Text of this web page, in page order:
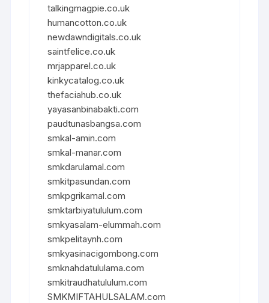
talkingmagpie.co.uk
humancotton.co.uk
newdawndigitals.co.uk
saintfelice.co.uk
mrjapparel.co.uk
kinkycatalog.co.uk
thefaciahub.co.uk
yayasanbinabakti.com
paudtunasbangsa.com
smkal-amin.com
smkal-manar.com
smkdarulamal.com
smkitpasundan.com
smkpgrikamal.com
smktarbiyatululum.com
smkyasalam-elummah.com
smkpelitaynh.com
smkyasinacigombong.com
smknahdatululama.com
smkitraudhatululum.com
SMKMIFTAHULSALAM.com